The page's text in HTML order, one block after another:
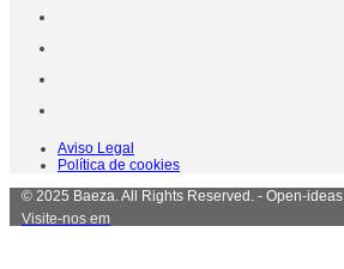
Aviso Legal
Política de cookies
© 2025 Baeza. All Rights Reserved. - Open-ideas
Visite-nos em